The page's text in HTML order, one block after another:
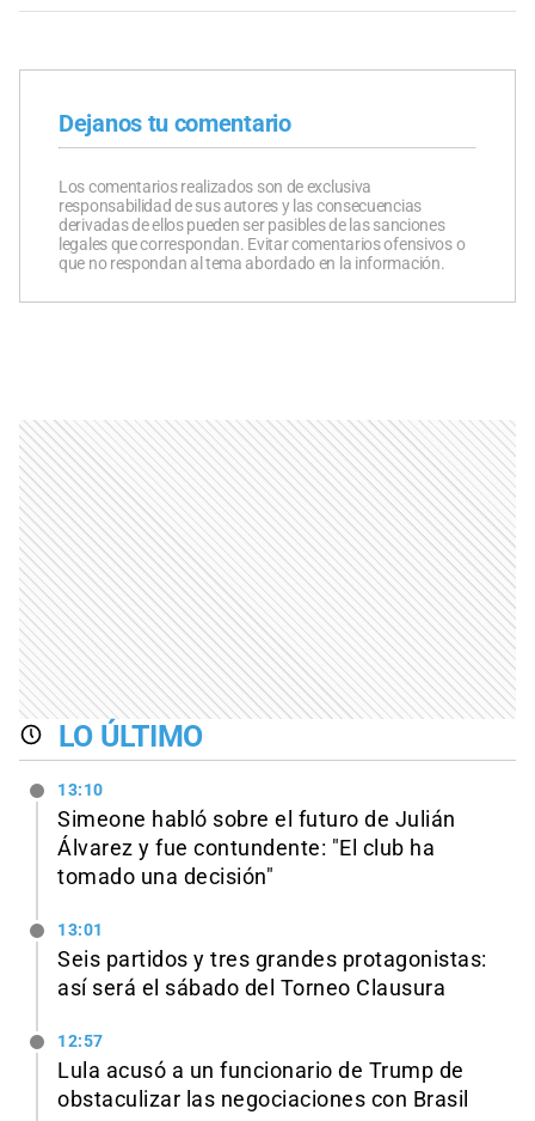
Dejanos tu comentario
Los comentarios realizados son de exclusiva
responsabilidad de sus autores y las consecuencias
derivadas de ellos pueden ser pasibles de las sanciones
legales que correspondan. Evitar comentarios ofensivos o
que no respondan al tema abordado en la información.
LO ÚLTIMO
13:10
Simeone habló sobre el futuro de Julián
Álvarez y fue contundente: "El club ha
tomado una decisión"
13:01
Seis partidos y tres grandes protagonistas:
así será el sábado del Torneo Clausura
12:57
Lula acusó a un funcionario de Trump de
obstaculizar las negociaciones con Brasil